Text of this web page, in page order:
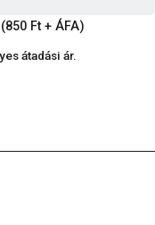
(850 Ft + ÁFA)
átadási ár.